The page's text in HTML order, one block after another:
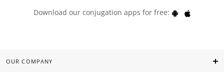
Download our conjugation apps for free:
OUR COMPANY